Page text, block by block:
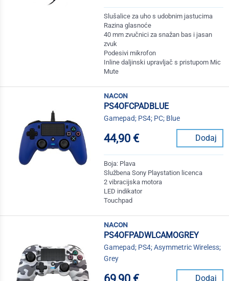
Slušalice za uho s udobnim jastucima
Razina glasnoće
40 mm zvučnici za snažan bas i jasan
zvuk
Podesivi mikrofon
Inline daljinski upravljač s pristupom Mic
Mute
nacon
PS4OFCPADBLUE
Gamepad; PS4; PC; Blue
44,90 € Dodaj
Boja: Plava
Službena Sony Playstation licenca
2 vibracijska motora
LED indikator
Touchpad
nacon
PS4OFPADWLCAMOGREY
Gamepad; PS4; Asymmetric Wireless;
Grey
Dodaj